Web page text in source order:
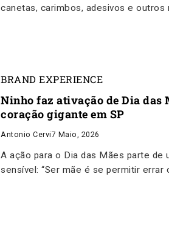
canetas, carimbos, adesivos e outros
BRAND EXPERIENCE
Ninho faz ativação de Dia das
coração gigante em SP
Antonio Cervi7 Maio, 2026
A ação para o Dia das Mães parte de
sensível: “Ser mãe é se permitir errar